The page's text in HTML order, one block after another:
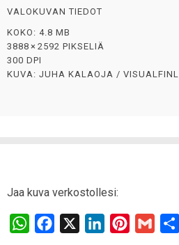
VALOKUVAN TIEDOT
KOKO: 4.8 MB
3888 × 2592 PIKSELIÄ
300 DPI
KUVA: JUHA KALAOJA /
Jaa kuva verkostollesi:
W